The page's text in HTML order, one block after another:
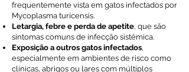
frequentemente vista em gatos infectados por
Mycoplasma turicensis.
Letargia, febre e perda de apetite, que são
sintomas comuns de infecção sistêmica.
Exposição a outros gatos infectados,
especialmente em ambientes de risco como
clínicas, abrigos ou lares com múltiplos